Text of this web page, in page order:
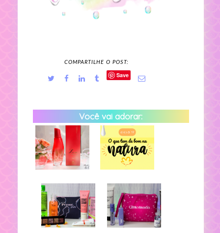
COMPARTILHE O POST:
Save
Você vai adorar: